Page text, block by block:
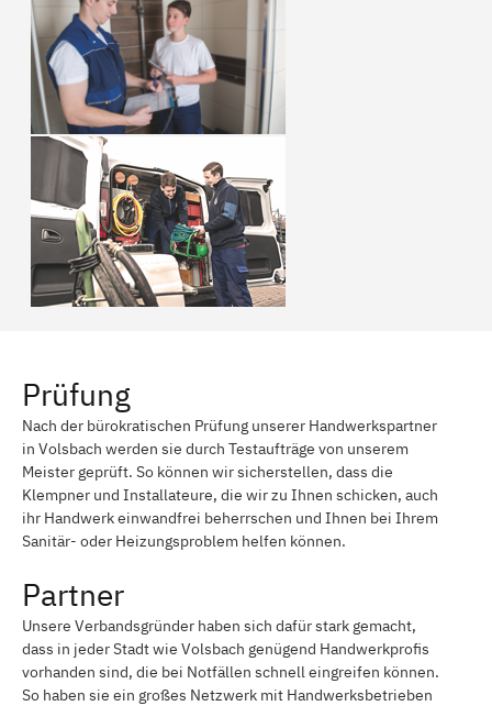
Prüfung
Nach der bürokratischen Prüfung unserer Handwerkspartner
in Volsbach werden sie durch Testaufträge von unserem
Meister geprüft. So können wir sicherstellen, dass die
Klempner und Installateure, die wir zu Ihnen schicken, auch
ihr Handwerk einwandfrei beherrschen und Ihnen bei Ihrem
Sanitär- oder Heizungsproblem helfen können.
Partner
Unsere Verbandsgründer haben sich dafür stark gemacht,
dass in jeder Stadt wie Volsbach genügend Handwerkprofis
vorhanden sind, die bei Notfällen schnell eingreifen können.
So haben sie ein großes Netzwerk mit Handwerksbetrieben